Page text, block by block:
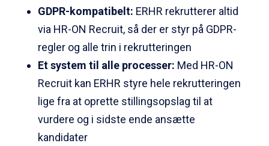
GDPR-kompatibelt: ERHR rekrutterer altid
via HR-ON Recruit, så der er styr på GDPR-
regler og alle trin i rekrutteringen
Et system til alle processer: Med HR-ON
Recruit kan ERHR styre hele rekrutteringen
lige fra at oprette stillingsopslag til at
vurdere og i sidste ende ansætte
kandidater